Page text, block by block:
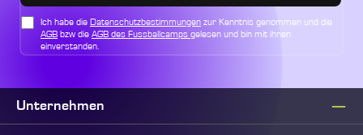
Ich habe die Datenschutzbestimmungen zur Kenntnis genommen und die
AGB bzw die AGB des Fussballcamps gelesen und bin mit ihnen
einverstanden.
Unternehmen